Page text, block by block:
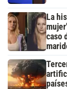
La
caso